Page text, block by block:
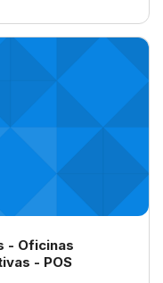
- Oficinas
- POS